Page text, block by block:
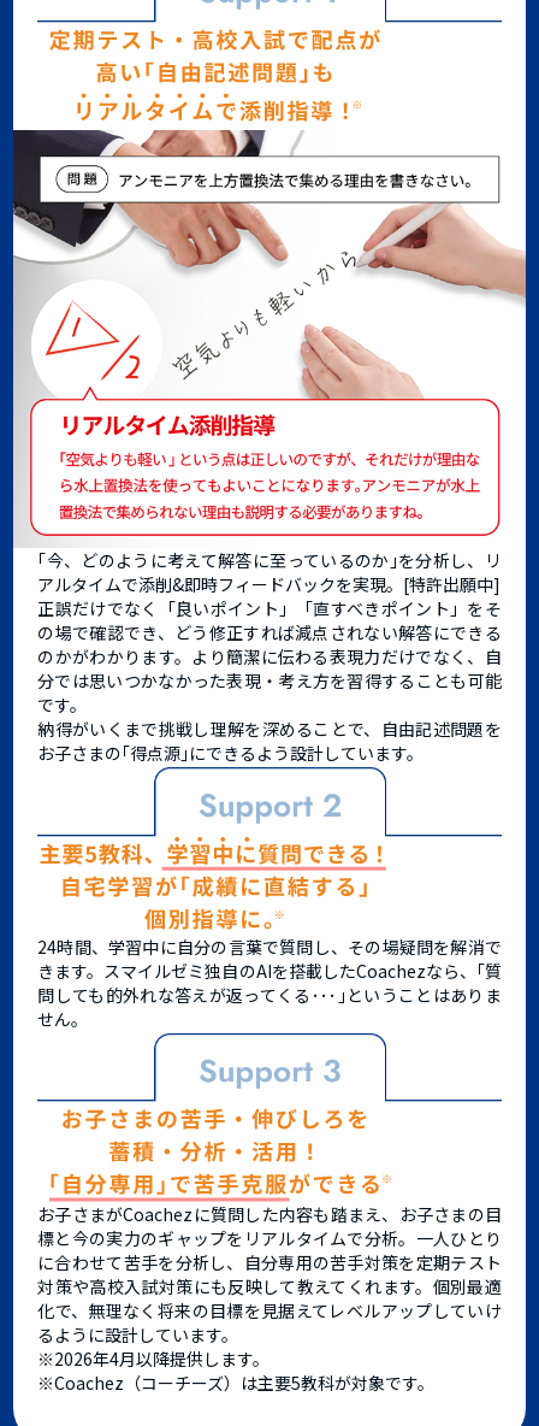
｢今、どのように考えて解答に至っているのか｣を分析し、リ
アルタイムで添削&即時フィードバックを実現。[特許出願中]
正誤だけでなく「良いポイント」「直すべきポイント」をそ
の場で確認でき、どう修正すれば減点されない解答にできる
のかがわかります。より簡潔に伝わる表現力だけでなく、自
分では思いつかなかった表現・考え方を習得することも可能
です。
納得がいくまで挑戦し理解を深めることで、自由記述問題を
お子さまの｢得点源｣にできるよう設計しています。
24時間、学習中に自分の言葉で質問し、その場疑問を解消で
きます。スマイルゼミ独自のAIを搭載したCoachezなら、｢質
問しても的外れな答えが返ってくる･･･｣ということはありま
せん。
お子さまがCoachezに質問した内容も踏まえ、お子さまの目
標と今の実力のギャップをリアルタイムで分析。一人ひとり
に合わせて苦手を分析し、自分専用の苦手対策を定期テスト
対策や高校入試対策にも反映して教えてくれます。個別最適
化で、無理なく将来の目標を見据えてレベルアップしていけ
るように設計しています。
※2026年4月以降提供します。
※Coachez（コーチーズ）は主要5教科が対象です。